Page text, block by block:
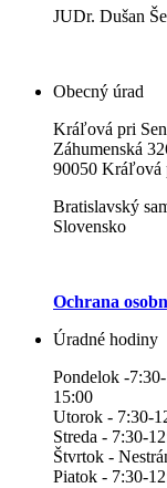
JUDr. Dušan
Obecný úrad
Kráľová pri
Záhumenská
90050 Kráľová
Bratislavský
Slovensko
Ochrana
Úradné hodiny
Pondelok -
15:00
Utorok - 7:30-
Streda - 7:30-
Štvrtok -
Piatok - 7:30-